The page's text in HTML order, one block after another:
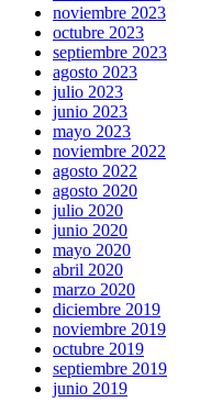
noviembre 2023
octubre 2023
septiembre 2023
agosto 2023
julio 2023
junio 2023
mayo 2023
noviembre 2022
agosto 2022
agosto 2020
julio 2020
junio 2020
mayo 2020
abril 2020
marzo 2020
diciembre 2019
noviembre 2019
octubre 2019
septiembre 2019
junio 2019